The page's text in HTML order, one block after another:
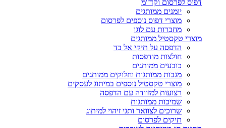
דפוס לפרסום וקד"מ
יומנים ממותגים
מוצרי דפוס נוספים לפרסום
מחברות עם לוגו
מוצרי טקסטיל ממותגים
הדפסה על תיקי אל בד
חולצות מודפסות
כובעים ממותגים
מגבות ממותגות וחלוקים ממותגים
מוצרי טקסטיל נוספים במיתוג לעסקים
רצועות למזוודה עם הדפסה
שמיכות ממותגות
שרוכים לצוואר ותגי זיהוי למיתוג
תיקים לפרסום